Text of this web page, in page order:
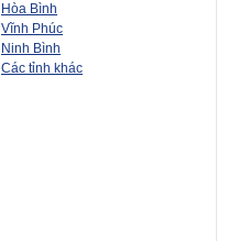
Hòa Bình
Vĩnh Phúc
Ninh Bình
Các tỉnh khác